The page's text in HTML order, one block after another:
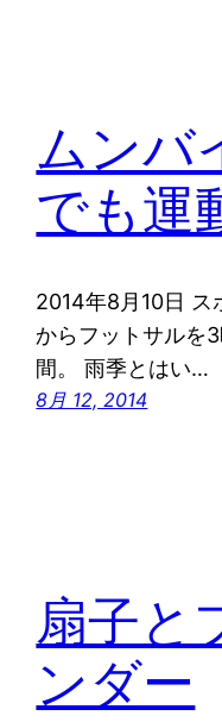
ムンバ
でも運
2014年8月10日 ス
からフットサルを
間。 雨季とはい…
8月 12, 2014
扇子と
ンダー